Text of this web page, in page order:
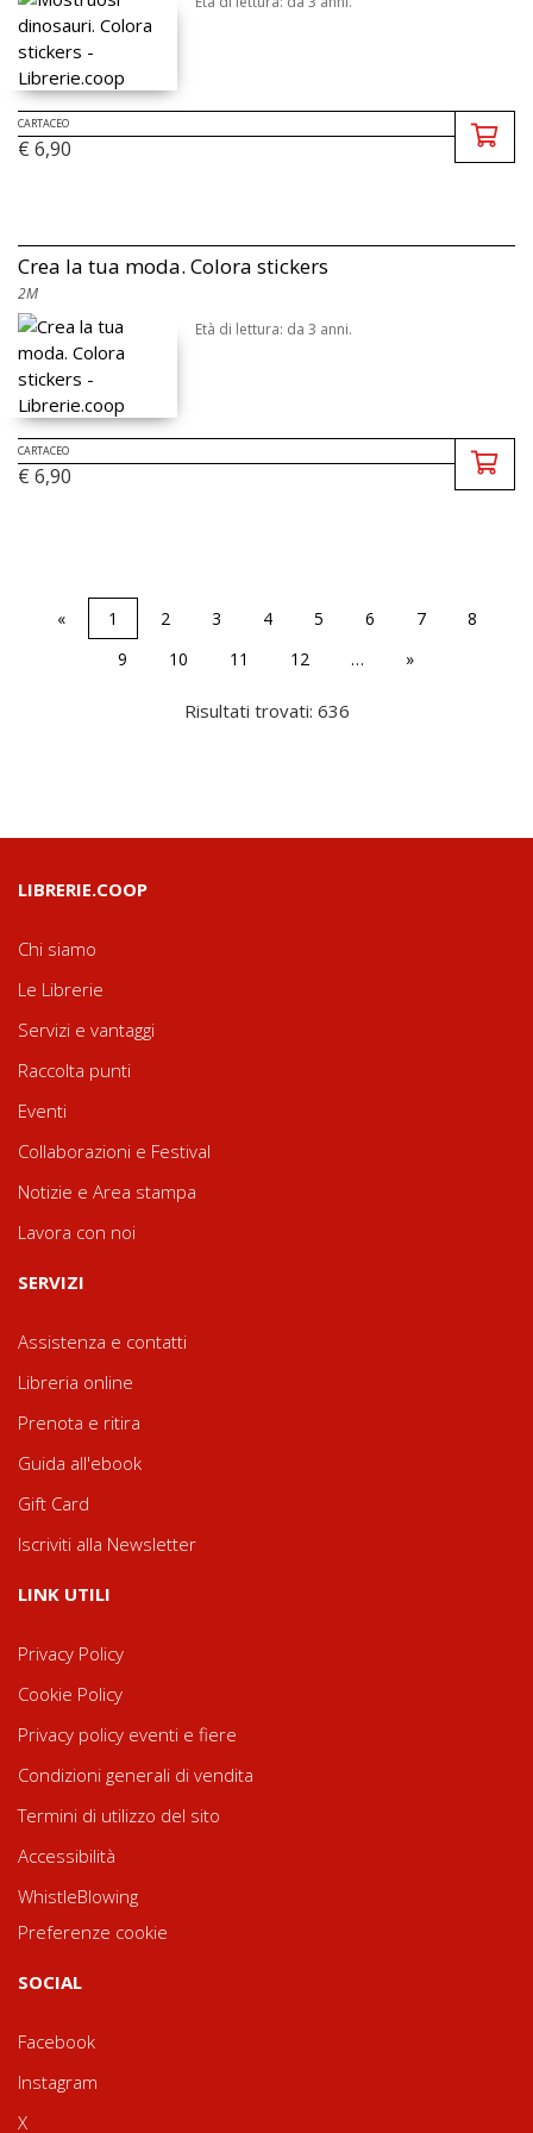
CARTACEO
€ 6,90
Crea la tua moda. Colora stickers
2M
Età di lettura: da 3 anni.
CARTACEO
€ 6,90
« 1 2 3 4 5 6 7
8
9
10 11 12 … »
Risultati trovati: 636
LIBRERIE.COOP
Chi siamo
Le Librerie
Servizi e vantaggi
Raccolta punti
Eventi
Collaborazioni e Festival
Notizie e Area stampa
Lavora con noi
SERVIZI
Assistenza e contatti
Libreria online
Prenota e ritira
Guida all'ebook
Gift Card
Iscriviti alla Newsletter
LINK UTILI
Privacy Policy
Cookie Policy
Privacy policy eventi e fiere
Condizioni generali di vendita
Termini di utilizzo del sito
Accessibilità
WhistleBlowing
Preferenze cookie
SOCIAL
Facebook
Instagram
X